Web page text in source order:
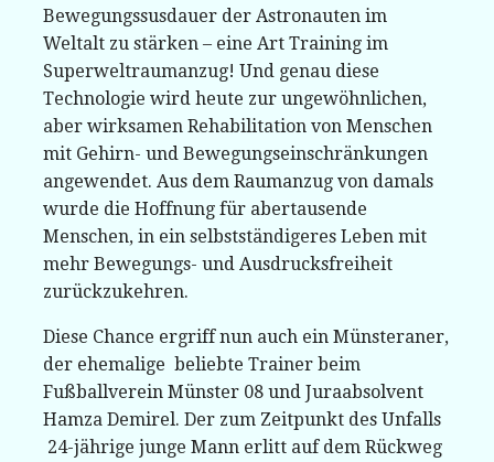
Bewegungssusdauer der Astronauten im
Weltalt zu stärken – eine Art Training im
Superweltraumanzug! Und genau diese
Technologie wird heute zur ungewöhnlichen,
aber wirksamen Rehabilitation von Menschen
mit Gehirn- und Bewegungseinschränkungen
angewendet. Aus dem Raumanzug von damals
wurde die Hoffnung für abertausende
Menschen, in ein selbstständigeres Leben mit
mehr Bewegungs- und Ausdrucksfreiheit
zurückzukehren.
Diese Chance ergriff nun auch ein Münsteraner,
der ehemalige beliebte Trainer beim
Fußballverein Münster 08 und Juraabsolvent
Hamza Demirel. Der zum Zeitpunkt des Unfalls
24-jährige junge Mann erlitt auf dem Rückweg